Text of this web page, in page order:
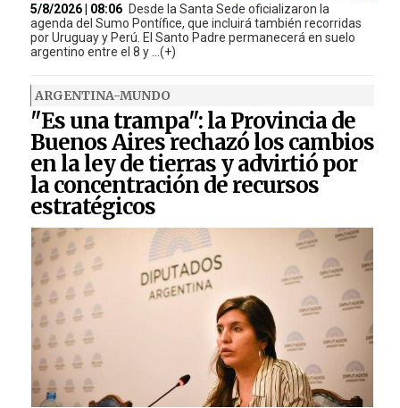
5/8/2026 | 08:06 Desde la Santa Sede oficializaron la
agenda del Sumo Pontífice, que incluirá también recorridas
por Uruguay y Perú. El Santo Padre permanecerá en suelo
argentino entre el 8 y ...(+)
ARGENTINA-MUNDO
"Es una trampa": la Provincia de
Buenos Aires rechazó los cambios
en la ley de tierras y advirtió por
la concentración de recursos
estratégicos